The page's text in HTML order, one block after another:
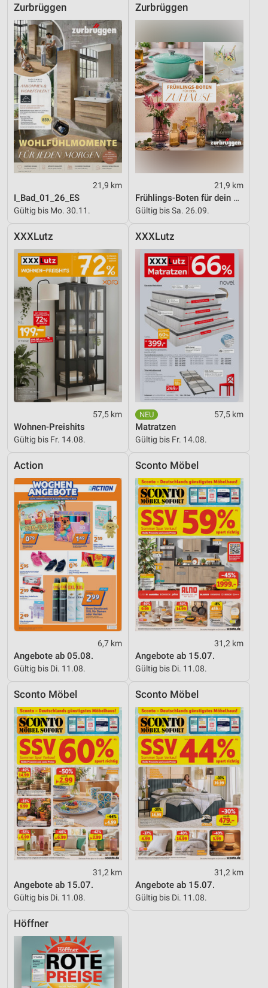
Zurbrüggen
21,9 km
I_Bad_01_26_ES
Gültig bis Mo. 30.11.
Zurbrüggen
21,9 km
Frühlings-Boten für dein Zuhause
Gültig bis Sa. 26.09.
XXXLutz
57,5 km
Wohnen-Preishits
Gültig bis Fr. 14.08.
XXXLutz
57,5 km
Matratzen
Gültig bis Fr. 14.08.
Action
6,7 km
Angebote ab 05.08.
Gültig bis Di. 11.08.
Sconto Möbel
31,2 km
Angebote ab 15.07.
Gültig bis Di. 11.08.
Sconto Möbel
31,2 km
Angebote ab 15.07.
Gültig bis Di. 11.08.
Sconto Möbel
31,2 km
Angebote ab 15.07.
Gültig bis Di. 11.08.
Höffner